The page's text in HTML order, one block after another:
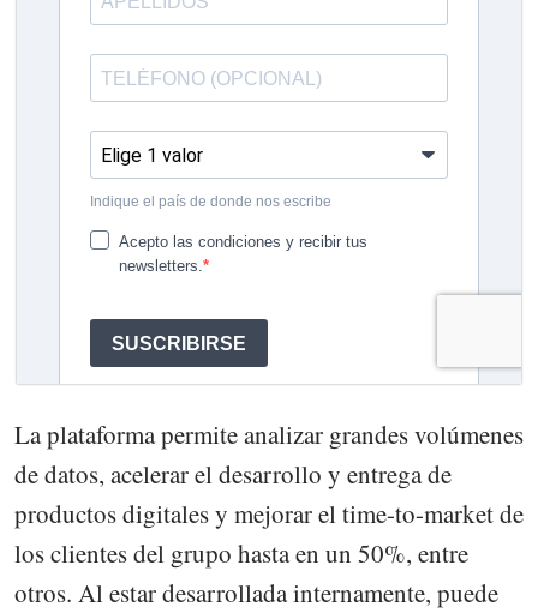
La plataforma permite analizar grandes volúmenes
de datos, acelerar el desarrollo y entrega de
productos digitales y mejorar el time-to-market de
los clientes del grupo hasta en un 50%, entre
otros. Al estar desarrollada internamente, puede